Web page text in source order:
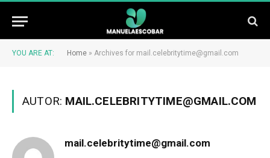
YOU ARE AT: Home » Archives for mail.celebritytime@gmail.com
AUTOR: MAIL.CELEBRITYTIME@GMAIL.COM
mail.celebritytime@gmail.com